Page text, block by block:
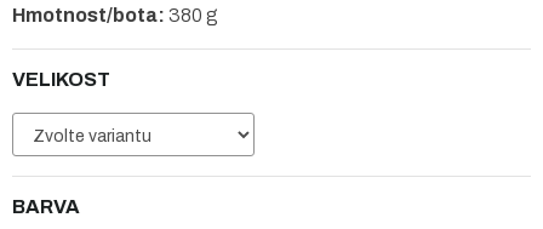
VELIKOST
BARVA
Hmotnost/bota: 380 g